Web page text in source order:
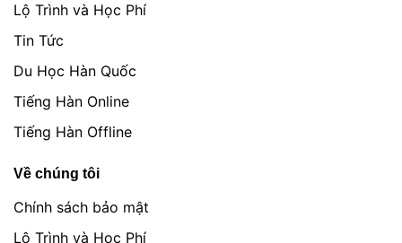
Lộ Trình và Học Phí
Tin Tức
Du Học Hàn Quốc
Tiếng Hàn Online
Tiếng Hàn Offline
Về chúng tôi
Chính sách bảo mật
Lộ Trình và Học Phí